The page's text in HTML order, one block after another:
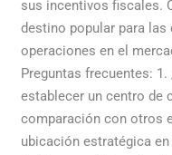
sus incentivos fiscales.
destino popular para las
operaciones en el
Preguntas frecuentes:
establecer un centro de
comparación con otros
ubicación estratégica